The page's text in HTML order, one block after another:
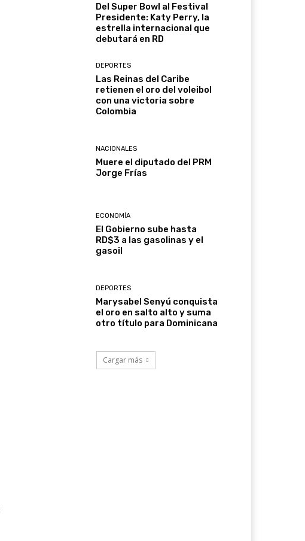
Del Super Bowl al Festival
Presidente: Katy Perry, la
estrella internacional que
debutará en RD
DEPORTES
Las Reinas del Caribe
retienen el oro del voleibol
con una victoria sobre
Colombia
NACIONALES
Muere el diputado del PRM
Jorge Frías
ECONOMÍA
El Gobierno sube hasta
RD$3 a las gasolinas y el
gasoil
DEPORTES
Marysabel Senyú conquista
el oro en salto alto y suma
otro título para Dominicana
Cargar más